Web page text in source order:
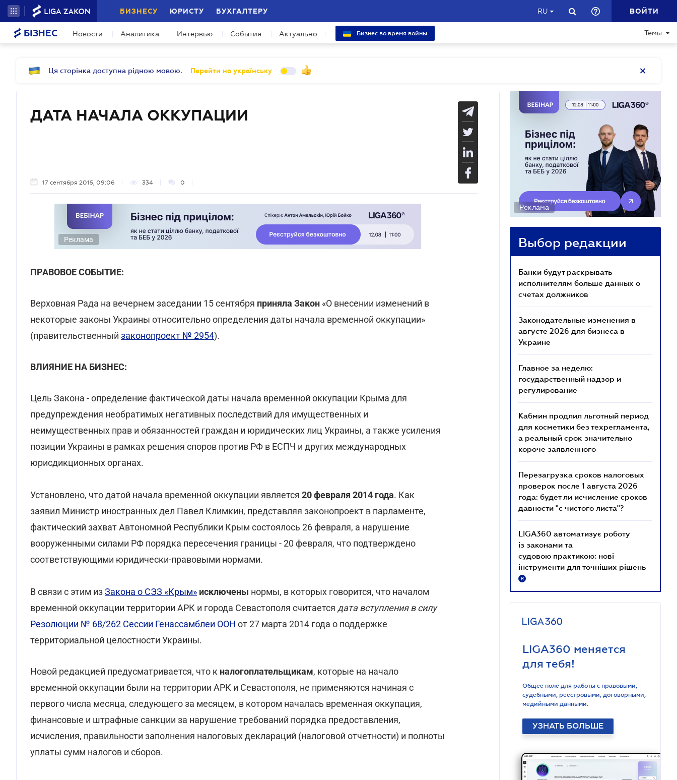
БИЗНЕСУ ЮРИСТУ БУХГАЛТЕРУ RU ВОЙТИ
БІЗНЕС Новости Аналитика Интервью События Актуально Бизнес во время войны Темы
Ця сторінка доступна рідною мовою. Перейти на українську
ДАТА НАЧАЛА ОККУПАЦИИ
17 сентября 2015, 09:06 334 0
Реклама
ПРАВОВОЕ СОБЫТИЕ:
Верховная Рада на вечернем заседании 15 сентября приняла Закон «О внесении изменений в
некоторые законы Украины относительно определения даты начала временной оккупации»
(правительственный законопроект № 2954).
ВЛИЯНИЕ НА БИЗНЕС:
Цель Закона - определение фактической даты начала временной оккупации Крыма для
предупреждения необратимых негативных последствий для имущественных и
неимущественных прав и обязанностей граждан и юридических лиц Украины, а также усиления
позиции Украины в рамках решения споров против РФ в ЕСПЧ и других международных
юрисдикционных органах.
Установлено, что датой начала временной оккупации является 20 февраля 2014 года. Как
заявил Министр иностранных дел Павел Климкин, представляя законопроект в парламенте,
фактический захват Автономной Республики Крым состоялось 26 февраля, а нарушение
вооруженными силами РФ порядка пересечения границы - 20 февраля, что подтверждено
соответствующими юридически-правовыми нормами.
В связи с этим изЗакона о СЭЗ «Крым» исключены нормы, в которых говорится, что началом
временной оккупации территории АРК и города Севастополя считается дата вступления в силу
Резолюции № 68/262 Сессии Генассамблеи ООН от 27 марта 2014 года о поддержке
территориальной целостности Украины.
Новой редакцией предусматривается, что к налогоплательщикам, которые на начало
временной оккупации были на территории АРК и Севастополя, не применяются начиная с
первого числа месяца, следующего за месяцем, в котором началась временная оккупация,
финансовые и штрафные санкции за нарушение требований порядка предоставления,
исчисления, правильности заполнения налоговых деклараций (налоговой отчетности) и полноты
уплаты сумм налогов и сборов.
Реклама
Выбор редакции
Банки будут раскрывать
исполнителям больше данных о
счетах должников
Законодательные изменения в
августе 2026 для бизнеса в
Украине
Главное за неделю:
государственный надзор и
регулирование
Кабмин продлил льготный период
для косметики без техрегламента,
а реальный срок значительно
короче заявленного
Перезагрузка сроков налоговых
проверок после 1 августа 2026
года: будет ли исчисление сроков
давности "с чистого листа"?
LIGA360 автоматизує роботу
із законами та
судовою практикою: нові
інструменти для точніших рішень
R
LIGA360 меняется
для тебя!
Общее поле для работы с правовыми,
судебными, реестровыми, договорными,
медийными данными.
УЗНАТЬ БОЛЬШЕ